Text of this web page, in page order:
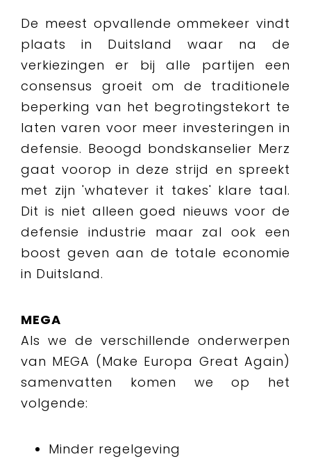
De meest opvallende ommekeer vindt
plaats in Duitsland waar na de
verkiezingen er bij alle partijen een
consensus groeit om de traditionele
beperking van het begrotingstekort te
laten varen voor meer investeringen in
defensie. Beoogd bondskanselier Merz
gaat voorop in deze strijd en spreekt
met zijn 'whatever it takes' klare taal.
Dit is niet alleen goed nieuws voor de
defensie industrie maar zal ook een
boost geven aan de totale economie
in Duitsland.
MEGA
Als we de verschillende onderwerpen
van MEGA (Make Europa Great Again)
samenvatten komen we op het
volgende:
Minder regelgeving